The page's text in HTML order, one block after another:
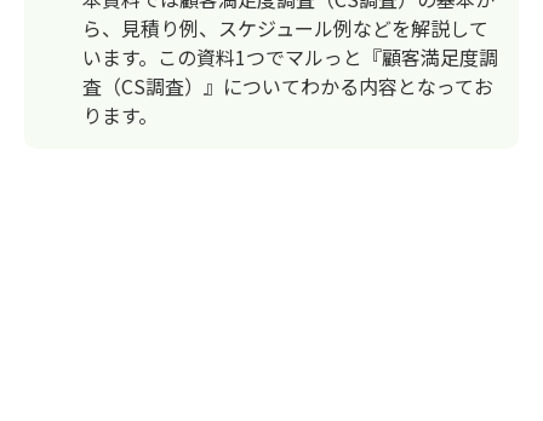
ら、見積り例、スケジュール例などを解説して
います。この資料1つでマルっと『顧客満足度調
査（CS調査）』についてわかる内容となってお
ります。